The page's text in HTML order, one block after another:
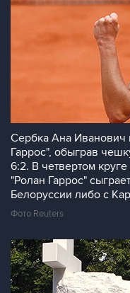
Сербка Ана Иванович
Гаррос", обыграв
6:2. В четвертом
"Ролан Гаррос"
Белоруссии либо с
Фото Reuters